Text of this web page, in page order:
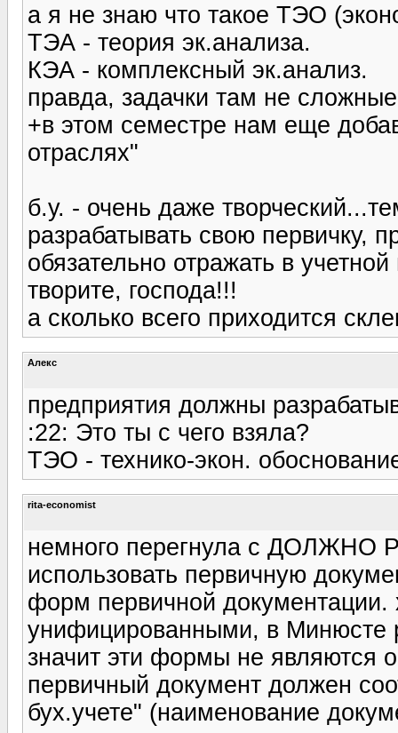
а я не знаю что такое ТЭО
ТЭА - теория эк.анализа.
КЭА - комплексный эк.анализ.
правда, задачки там не
+в этом семестре нам еще
отраслях"
б.у. - очень даже
разрабатывать свою первичку,
обязательно отражать в
творите, господа!!!
а сколько всего приходится
Алекс
предприятия должны
:22: Это ты с чего взяла?
ТЭО - технико-экон.
rita-economist
немного перегнула с ДОЛЖНО
использовать первичную
форм первичной
унифицированными, в Минюсте
значит эти формы не являются
первичный документ должен
бух.учете" (наименование